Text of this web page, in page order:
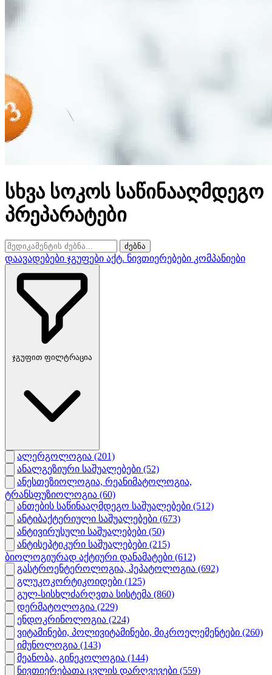
სხვა სოკოს საწინააღმდეგო
პრეპარატები
ძებნა
დაავადებები ჯგუფები აქტ. ნივთიერებები კომპანიები
ჯგუფით ფილტრაცია
ალერგოლოგია (201)
ანალგეზიური საშუალებები (52)
ანესთეზიოლოგია, რეანიმატოლოგია,
ტრანსფუზიოლოგია (60)
ანთების საწინააღმდეგო საშუალებები (512)
ანტიბაქტერიული საშუალებები (673)
ანტივირუსული საშუალებები (50)
ანტისეპტიკური საშუალებები (215)
ბიოლოგიურად აქტიური დანამატები (612)
გასტროენტეროლოგია, ჰეპატოლოგია (692)
გლუკოკორტიკოიდები (125)
გულ-სისხლძარღვთა სისტემა (860)
დერმატოლოგია (229)
ენდოკრინოლოგია (224)
ვიტამინები, პოლივიტამინები, მიკროელემენტები (260)
იმუნოლოგია (143)
მეანობა, გინეკოლოგია (144)
ნივთიერებათა ცვლის დარღვევები (559)